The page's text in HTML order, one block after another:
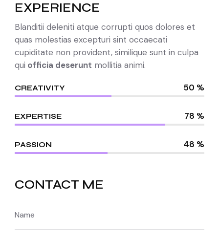
EXPERIENCE
Blanditii deleniti atque corrupti quos dolores et
quas molestias excepturi sint occaecati
cupiditate non provident, similique sunt in culpa
qui officia deserunt mollitia animi.
CREATIVITY 50 %
EXPERTISE 78 %
PASSION 48 %
CONTACT ME